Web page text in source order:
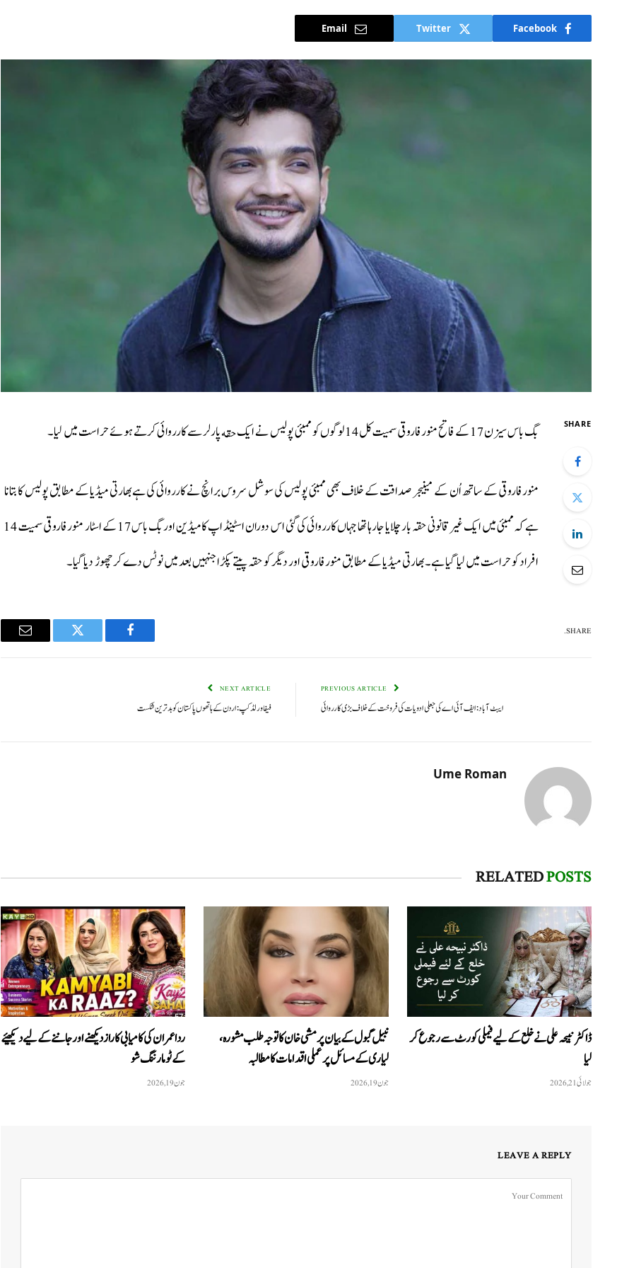
Facebook
Twitter
Email
SHARE بگ باس سیزن 17 کے فاتح منور فاروقی سمیت کل 14 لوگوں کو ممبئی پولیس نے ایک حقه پارلر سے کارروائی کرتے ہوئے حراست میں لیا۔
منور فاروقی کے ساتھ اُن کے مینیجر صداقت کے خلاف بھی ممبئی پولیس کی سوشل سروس برانچ نے کارروائی کی ہےبھارتی میڈیا کے مطابق پولیس کا بتانا
ہےکہ ممبئی میں ایک غیرقانونی حقہ بار چلایا جارہا تھا جہاں کارروائی کی گئی اس دوران اسٹینڈ اپ کامیڈین اور بگ باس 17 کے اسٹار منور فاروقی سمیت 14
افراد کو حراست میں لیا گیا ہے۔بھارتی میڈیا کے مطابق منور فاروقی اور دیگر کو حقہ پیتے پکڑا جنہیں بعد میں نوٹس دے کر چھوڑ دیا گیا۔
SHARE.
Facebook
Twitter
Email
ایبٹ آباد: ایف آئی اے کی جعلی ادویات کی فروخت کے خلاف بڑی کارروائی
NEXT ARTICLE
فیفا ورلڈ کپ : اردن کے ہاتھوں پاکستان کو بدترین شکست
Ume Roman
RELATEDPOSTS
ڈاکٹر نبیحہ علی نے خلع کے لیے فیملی کورٹ سے رجوع کر
لیا
جولائی 21, 2026
نبیل گبول کے بیان پر مشی خان کا توجہ طلب مشورہ،
لیاری کے مسائل پر عملی اقدامات کا مطالبہ
جون 19, 2026
ردا عمران کی کامیابی کا راز دیکھنے اور جاننے کے لیے دیکھیئے
کےٹو مارننگ شو
جون 19, 2026
LEAVE A REPLY